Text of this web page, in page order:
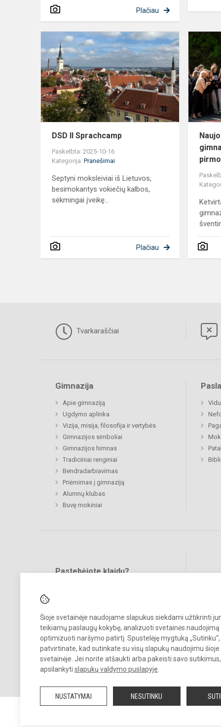
Šioje svetainėje naudojame slapukus siekdami užtikrinti
teikiamų paslaugų kokybę, analizuoti svetainės naudojimą
optimizuoti naršymo patirtį. Spustelėję mygtuką „Sutinku“,
patvirtinate, kad sutinkate su visų slapukų naudojimu šioje
svetainėje. Jei norite atšaukti arba pakeisti savo
apsilankyti slapukų valdymo puslapyje
NUSTATYMAI NESUTINKU
Plačiau
DSD
II
Sprachcamp
DSD II Sprachcamp
Paskelbta: 2025-10-16
Kategorija: Pranešimai
Septyni moksleiviai iš Lietuvos,
besimokantys vokiečių kalbos,
sėkmingai įveikę...
Plačiau
Tvarkaraščiai
Gimnazija
Apie gimnaziją
Ugdymo aplinka
Vizija, misija, filosofija ir vertybės
Gimnazijos simboliai
Gimnazijos himnas
Tradiciniai renginiai
Bendradarbiavimas
Priėmimas į gimnaziją
Alumnų klubas
Buvę mokiniai
Pastebėjote klaidų?
© 2025. Vilniaus Užupio gimnazija. Visos teisės saugomos.
Kopijuoti turinį be raštiško įstaigos administracijos sutikimo griežtai